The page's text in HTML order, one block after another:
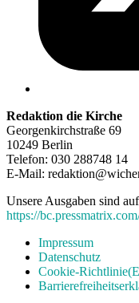
Redaktion die Kirche
Georgenkirchstraße 69
10249 Berlin
Telefon: 030 288748 14
E-Mail:
Unsere Ausgaben sind
https://
Impressum
Datenschutz
Cookie-